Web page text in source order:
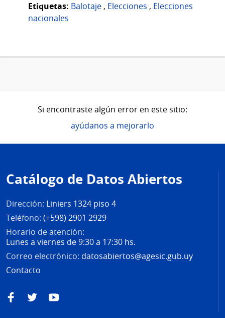
Etiquetas: Balotaje , Elecciones , Elecciones
nacionales
Si encontraste algún error en este sitio:
ayúdanos a mejorarlo
de
página
Catálogo de Datos Abiertos
Dirección: Liniers 1324 piso 4
Teléfono: (+598) 2901 2929
Horario de atención:
Lunes a viernes de 9:30 a 17:30 hs.
Correo electrónico: datosabiertos@agesic.gub.uy
Contacto
FacebookTwitterYouTube